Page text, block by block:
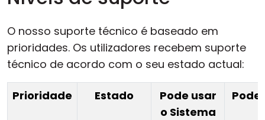
O nosso suporte técnico é baseado em
prioridades. Os utilizadores recebem suporte
técnico de acordo com o seu estado actual:
Prioridade Estado
Pode usar
o Sistema